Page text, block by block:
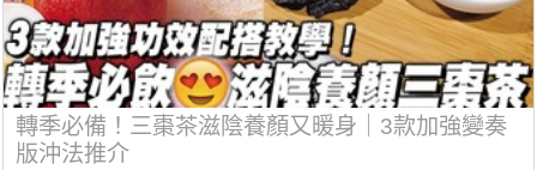
轉季必備！三棗茶滋陰養顏又暖身｜3款加強變奏
版沖法推介